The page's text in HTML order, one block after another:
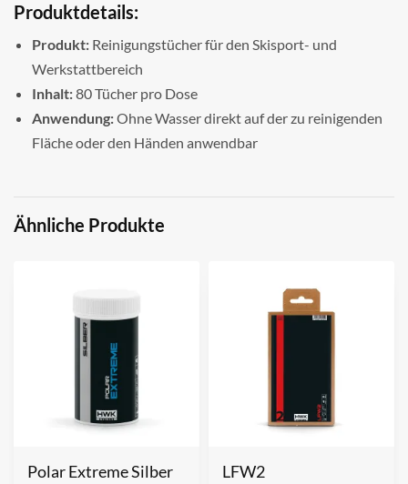
Produktdetails:
Produkt: Reinigungstücher für den Skisport- und
Werkstattbereich
Inhalt:80 Tücher pro Dose
Anwendung:Ohne Wasser direkt auf der zu reinigenden
Fläche oder den Händen anwendbar
Ähnliche Produkte
Polar Extreme Silber LFW2